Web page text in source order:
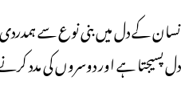
کے دل میں بنی نوع سے
ہے اور دوسروں کی مدد